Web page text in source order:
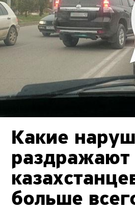
Какие
раздражают
больше